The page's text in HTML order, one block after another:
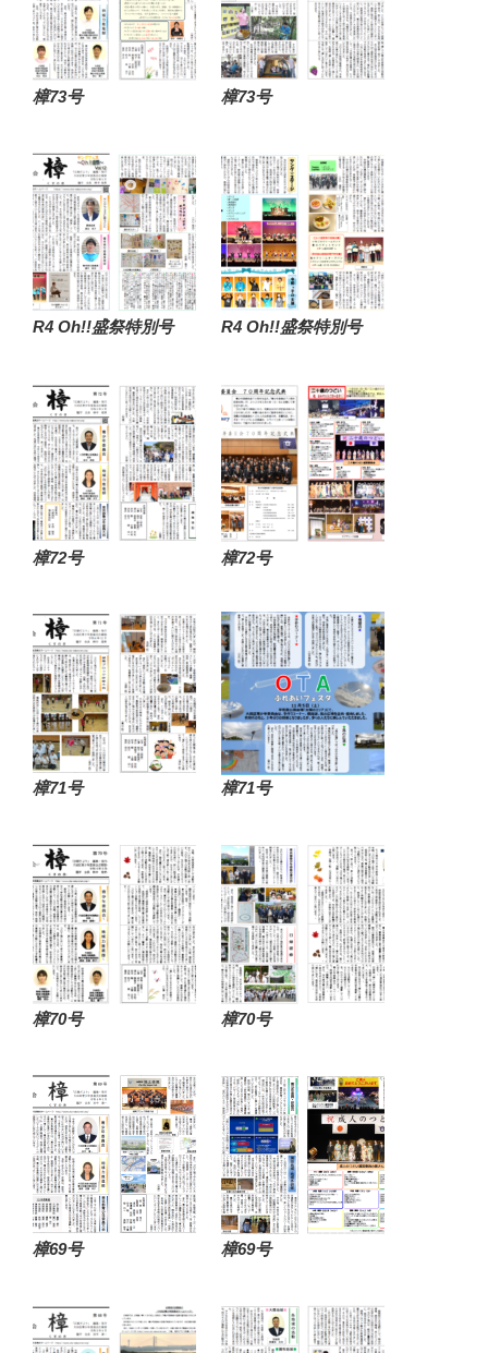
樟73号 樟73号
R4 Oh!!盛祭特別号 R4 Oh!!盛祭特別号
樟72号 樟72号
樟71号 樟71号
樟70号 樟70号
樟69号 樟69号